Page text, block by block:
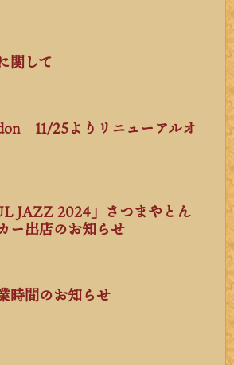
関して
11/25よりリニューアルオ
JAZZ 2024」さつまやとん
ー出店のお知らせ
時間のお知らせ